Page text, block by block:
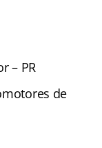
– PR
de